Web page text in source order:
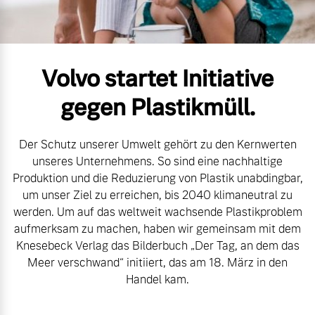
Mild-Hybrid
Geschäftskunden
Editionsmodelle
Konnektivität
Volvo Gebrauchtwagenbörse
Aktuelle Zubehörangebote
Zubehörkatalog
Service by Volvo
Sie erhalten bei uns eine
Vielzahl von Original
Kontakt und Anfahrt
Volvo startet Initiative
gegen Plastikmüll.
Der Schutz unserer Umwelt gehört zu den Kernwerten
unseres Unternehmens. So sind eine nachhaltige
Produktion und die Reduzierung von Plastik unabdingbar,
um unser Ziel zu erreichen, bis 2040 klimaneutral zu
werden. Um auf das weltweit wachsende Plastikproblem
aufmerksam zu machen, haben wir gemeinsam mit dem
Knesebeck Verlag das Bilderbuch „Der Tag, an dem das
Meer verschwand“ initiiert, das am 18. März in den
Handel kam.